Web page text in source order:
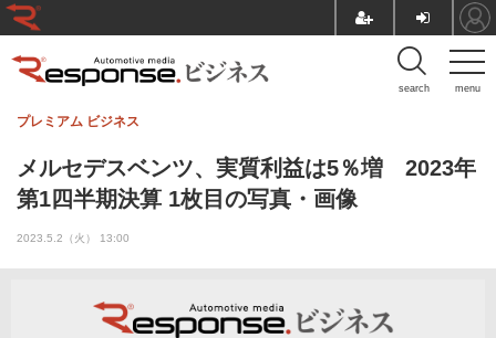
menu
search
メルセデスベンツ、実質利益は5％増 2023年
第1四半期決算 1枚目の写真・画像
プレミアム ビジネス
2023.5.2（火） 13:00